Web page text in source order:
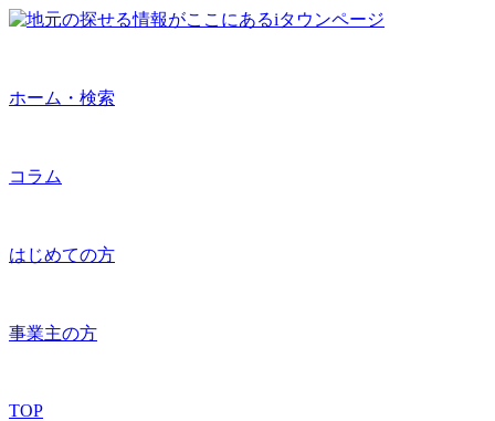
ホーム・検索
コラム
はじめての方
事業主の方
TOP